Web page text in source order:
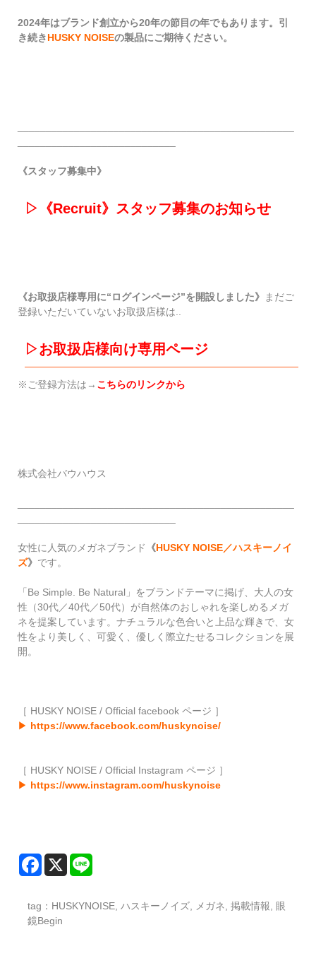
2024年はブランド創立から20年の節目の年でもあります。引
き続きHUSKY NOISEの製品にご期待ください。
《スタッフ募集中》
▷《Recruit》スタッフ募集のお知らせ
《お取扱店様専用に“ログインページ”を開設しました》
まだご
登録いただいていないお取扱店様は..
▷お取扱店様向け専用ページ
※ご登録方法は→ こちらのリンクから
株式会社バウハウス
女性に人気のメガネブランド 《HUSKY NOISE／ハスキーノイ
ズ》 です。
「Be Simple. Be Natural」をブランドテーマに掲げ、大人の女
性（30代／40代／50代）が自然体のおしゃれを楽しめるメガ
ネを提案しています。ナチュラルな色合いと上品な輝きで、女
性をより美しく、可愛く、優しく際立たせるコレクションを展
開。
［ HUSKY NOISE / Official facebook ページ ］
▶ https://www.facebook.com/huskynoise/
［ HUSKY NOISE / Official Instagram ページ ］
▶ https://www.instagram.com/huskynoise
tag： HUSKYNOISE,ハスキーノイズ, メガネ,掲載情報, 眼
鏡Begin